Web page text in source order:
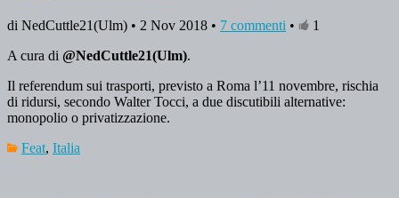
di NedCuttle21(Ulm) • 2 Nov 2018 • 7 commenti •
1
A cura di @NedCuttle21(Ulm).
Il referendum sui trasporti, previsto a Roma l’11 novembre, rischia
di ridursi, secondo Walter Tocci, a due discutibili alternative:
monopolio o privatizzazione.
Feat, Italia